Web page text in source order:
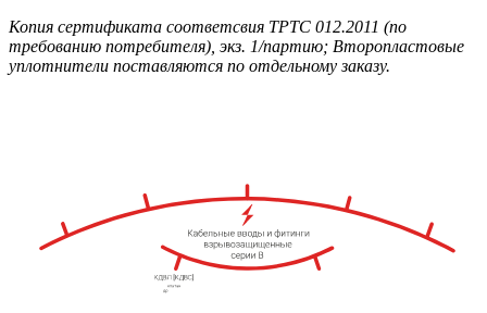
Копия сертификата соответсвия ТРТС 012.2011 (по
требованию потребителя), экз. 1/партию; Второпластовые
уплотнители поставляются по отдельному заказу.